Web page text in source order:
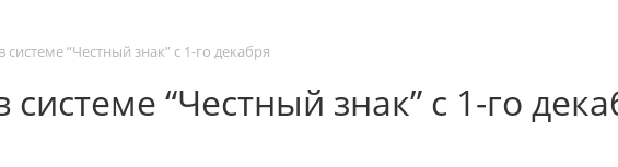
“Честный знак” с 1-го декабря
“Честный знак” с 1-го